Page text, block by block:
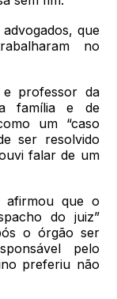
que
no
e professor da
família e de
um “caso
ser resolvido
falar de um
afirmou que o
do juiz”
o órgão ser
pelo
preferiu não